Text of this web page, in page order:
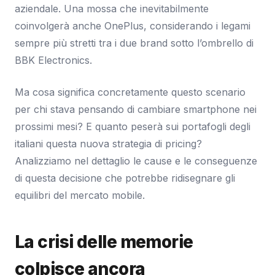
aziendale. Una mossa che inevitabilmente
coinvolgerà anche OnePlus, considerando i legami
sempre più stretti tra i due brand sotto l’ombrello di
BBK Electronics.
Ma cosa significa concretamente questo scenario
per chi stava pensando di cambiare smartphone nei
prossimi mesi? E quanto peserà sui portafogli degli
italiani questa nuova strategia di pricing?
Analizziamo nel dettaglio le cause e le conseguenze
di questa decisione che potrebbe ridisegnare gli
equilibri del mercato mobile.
La crisi delle memorie
colpisce ancora